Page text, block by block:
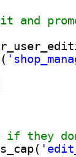
and
if they